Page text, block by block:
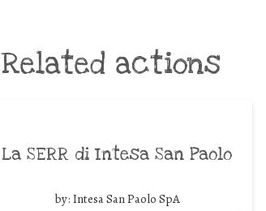
Related actions
La SERR di Intesa San Paolo
by: Intesa San Paolo SpA